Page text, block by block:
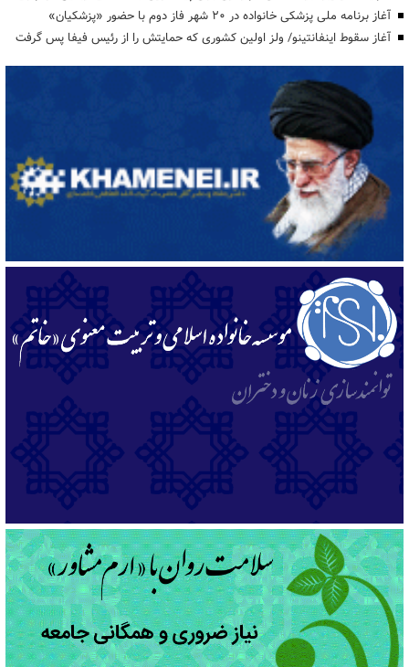
آغاز برنامه ملی پزشکی خانواده در ۲۰ شهر فاز دوم با حضور «پزشکیان»
آغاز سقوط اینفانتینو/ ولز اولین کشوری که حمایتش را از رئیس فیفا پس گرفت